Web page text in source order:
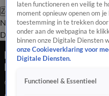
Zoeken
Nieuws van de DagOpinie van
Dag
Video'sUitzendingen
Landelijke staking NS-
Nederland
6 juni 2025, 19:07
laten functioneren en veilig te
moment opnieuw openen om
toestemming in te trekken
onder aan de webpagina te
binnen onze Digitale Diensten
onze Cookieverklaring voor
Digitale Diensten.
Functioneel & Essentieel